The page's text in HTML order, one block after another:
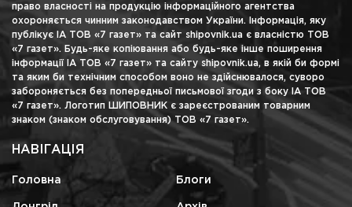
право власності на продукцію інформаційного агентства
охороняється чинним законодавством України. Інформація, яку
публікує ІА ТОВ «7 газет» та сайт shipovnik.ua є власністю ТОВ
«7 газет». Будь-яке копіювання або будь-яке інше поширення
інформації ІА ТОВ «7 газет» та сайту shipovnik.ua, в якій би формі
та яким би технічним способом воно не здійснювалося, суворо
забороняється без попередньої письмової згоди з боку ІА ТОВ
«7 газет». Логотип ШИПОВНИК є зареєстрованим товарним
знаком (знаком обслуговування) ТОВ «7 газет».
НАВІГАЦІЯ
Головна Блоги